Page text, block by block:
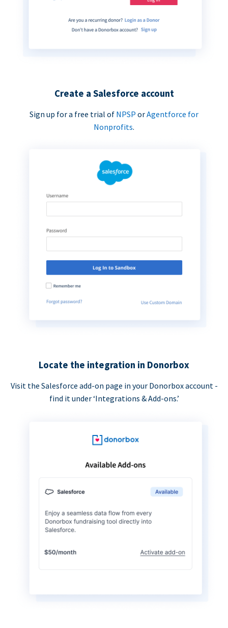
Create a Salesforce account
Sign up for a free trial of NPSP orAgentforce for
Nonprofits.
Locate the integration in Donorbox
Visit the Salesforce add-on page in your Donorbox account -
find it under ‘Integrations & Add-ons.’